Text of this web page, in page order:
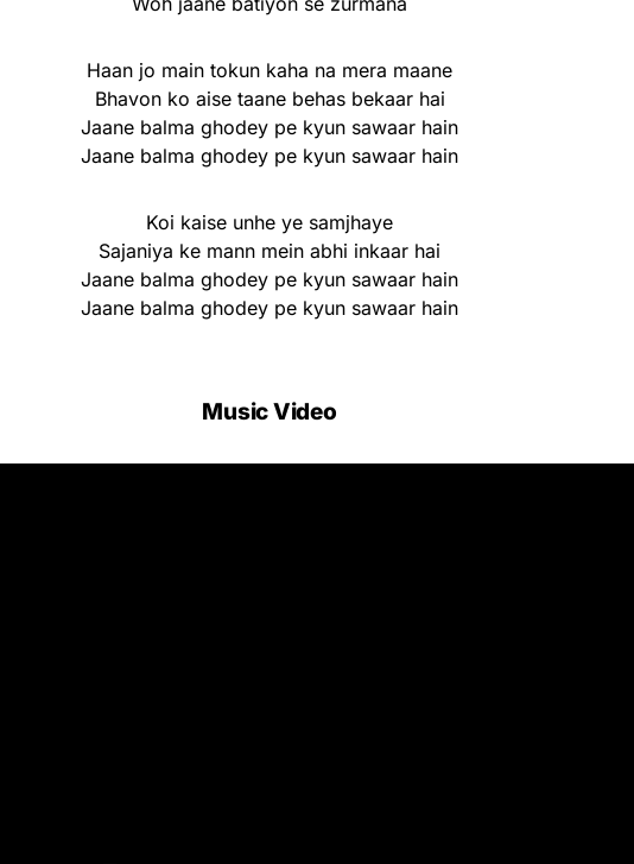
Haan jo main tokun kaha na mera maane
Bhavon ko aise taane behas bekaar hai
Jaane balma ghodey pe kyun sawaar hain
Jaane balma ghodey pe kyun sawaar hain
Koi kaise unhe ye samjhaye
Sajaniya ke mann mein abhi inkaar hai
Jaane balma ghodey pe kyun sawaar hain
Jaane balma ghodey pe kyun sawaar hain
Music Video